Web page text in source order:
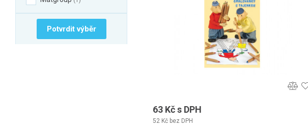
Potvrdit výběr
63 Kč s DPH
52 Kč bez DPH